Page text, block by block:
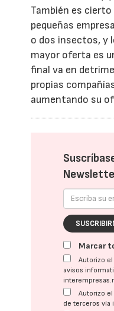
También es
pequeñas
o dos insectos, y
mayor oferta es
final va en
propias
aumentando su
Marcar
Autorizo
avisos
Autorizo
de terceros vía